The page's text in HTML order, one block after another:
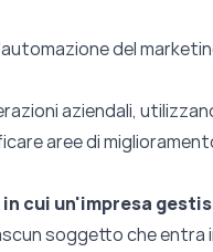
del
aziendali,
aree di
in cui un'impresa
soggetto che entra